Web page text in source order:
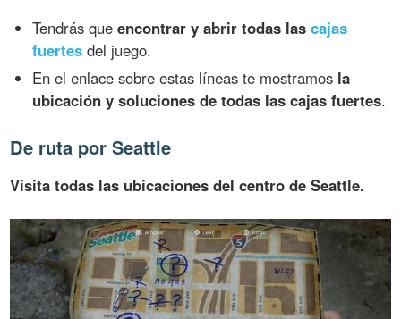
Tendrás queencontrar y abrir todas lascajas
fuertes del juego.
En el enlace sobre estas líneas te mostramos la
ubicación y soluciones de todas las cajas fuertes.
De ruta por Seattle
Visita todas las ubicaciones del centro de Seattle.